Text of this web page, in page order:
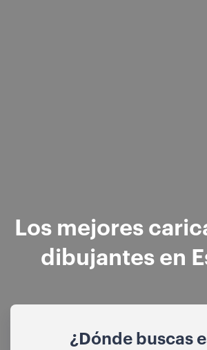
Los mejores
dibujantes en
¿Dónde buscas